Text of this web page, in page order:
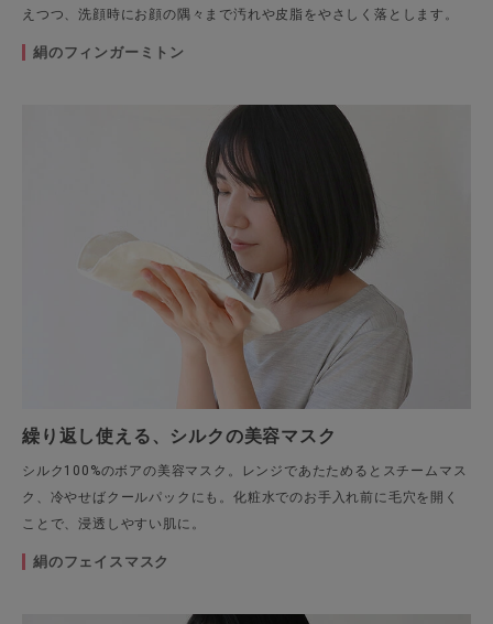
えつつ、洗顔時にお顔の隅々まで汚れや皮脂をやさしく落とします。
絹のフィンガーミトン
繰り返し使える、シルクの美容マスク
シルク100%のボアの美容マスク。レンジであたためるとスチームマス
ク、冷やせばクールパックにも。化粧水でのお手入れ前に毛穴を開く
ことで、浸透しやすい肌に。
絹のフェイスマスク